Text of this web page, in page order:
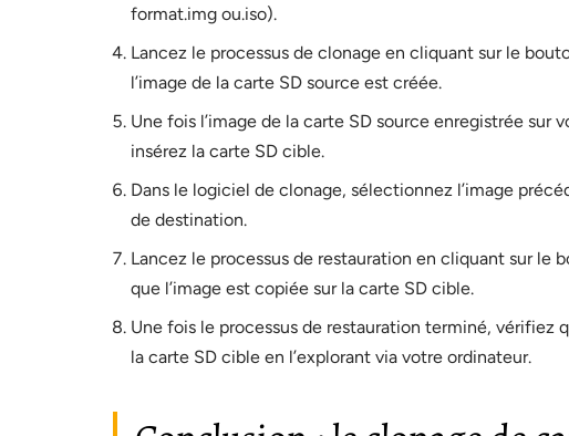
format.img ou.iso).
Lancez le processus de clonage en cliquant sur le
l’image de la carte SD source est créée.
Une fois l’image de la carte SD source enregistrée
insérez la carte SD cible.
Dans le logiciel de clonage, sélectionnez l’image
de destination.
Lancez le processus de restauration en cliquant sur le
que l’image est copiée sur la carte SD cible.
Une fois le processus de restauration terminé,
la carte SD cible en l’explorant via votre ordinateur.